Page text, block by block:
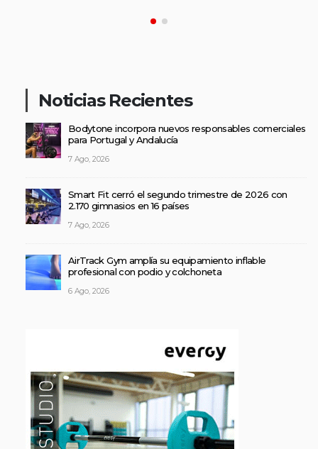
Noticias Recientes
Bodytone incorpora nuevos responsables comerciales
para Portugal y Andalucía
7 Ago, 2026
Smart Fit cerró el segundo trimestre de 2026 con
2.170 gimnasios en 16 países
7 Ago, 2026
AirTrack Gym amplía su equipamiento inflable
profesional con podio y colchoneta
6 Ago, 2026